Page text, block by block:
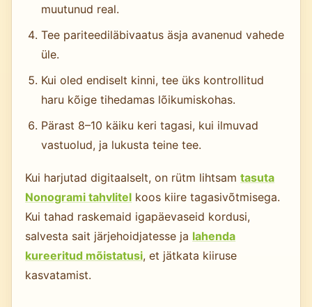
muutunud real.
Tee pariteediläbivaatus äsja avanenud vahede
üle.
Kui oled endiselt kinni, tee üks kontrollitud
haru kõige tihedamas lõikumiskohas.
Pärast 8–10 käiku keri tagasi, kui ilmuvad
vastuolud, ja lukusta teine tee.
Kui harjutad digitaalselt, on rütm lihtsamtasuta
Nonogrami tahvlitel koos kiire tagasivõtmisega.
Kui tahad raskemaid igapäevaseid kordusi,
salvesta sait järjehoidjatesse ja lahenda
kureeritud mõistatusi, et jätkata kiiruse
kasvatamist.